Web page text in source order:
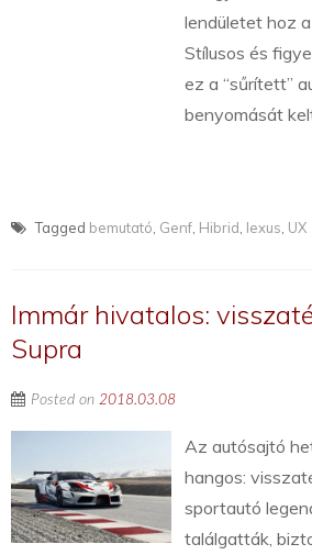
lendületet hoz
Stílusos és
ez a “sűrített”
benyomását
Tagged bemutató Genf Hibrid lexus UX
Immár hivatalos:
Supra
Posted on 2018.03.08
Az autósajtó
hangos:
sportautó
találgatták,